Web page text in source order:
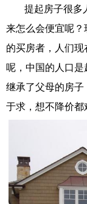
提起房子很多
来怎么会便宜呢
的买房者，人们
呢，中国的人口
继承了父母的房
于求，想不降价都